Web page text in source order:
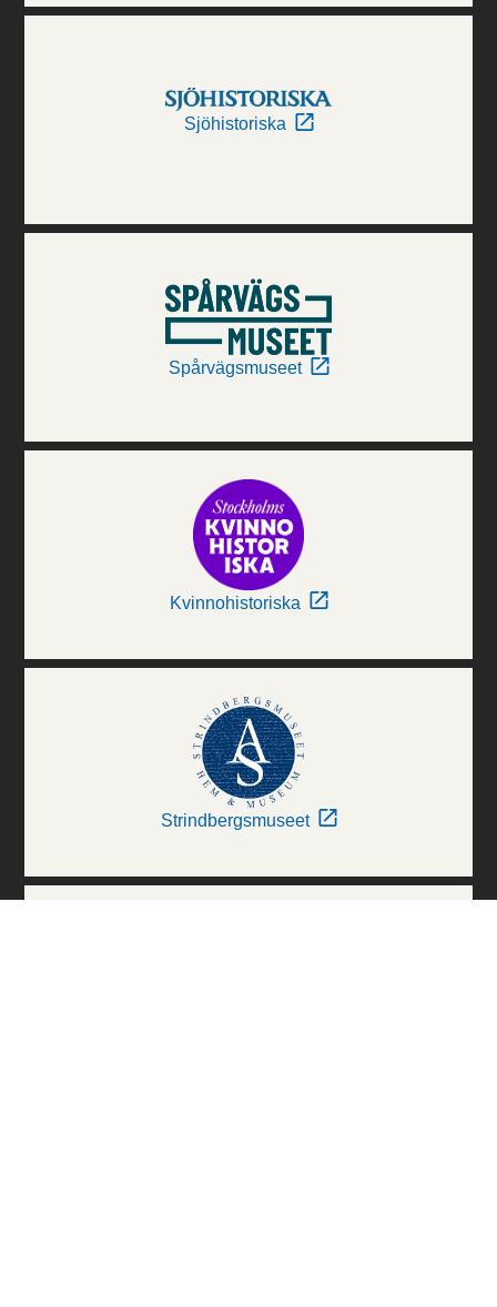
Sjöhistoriska
Spårvägsmuseet
Kvinnohistoriska
Strindbergsmuseet